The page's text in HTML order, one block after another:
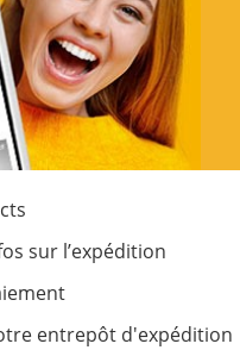
sur l’expédition
entrepôt d'expédition